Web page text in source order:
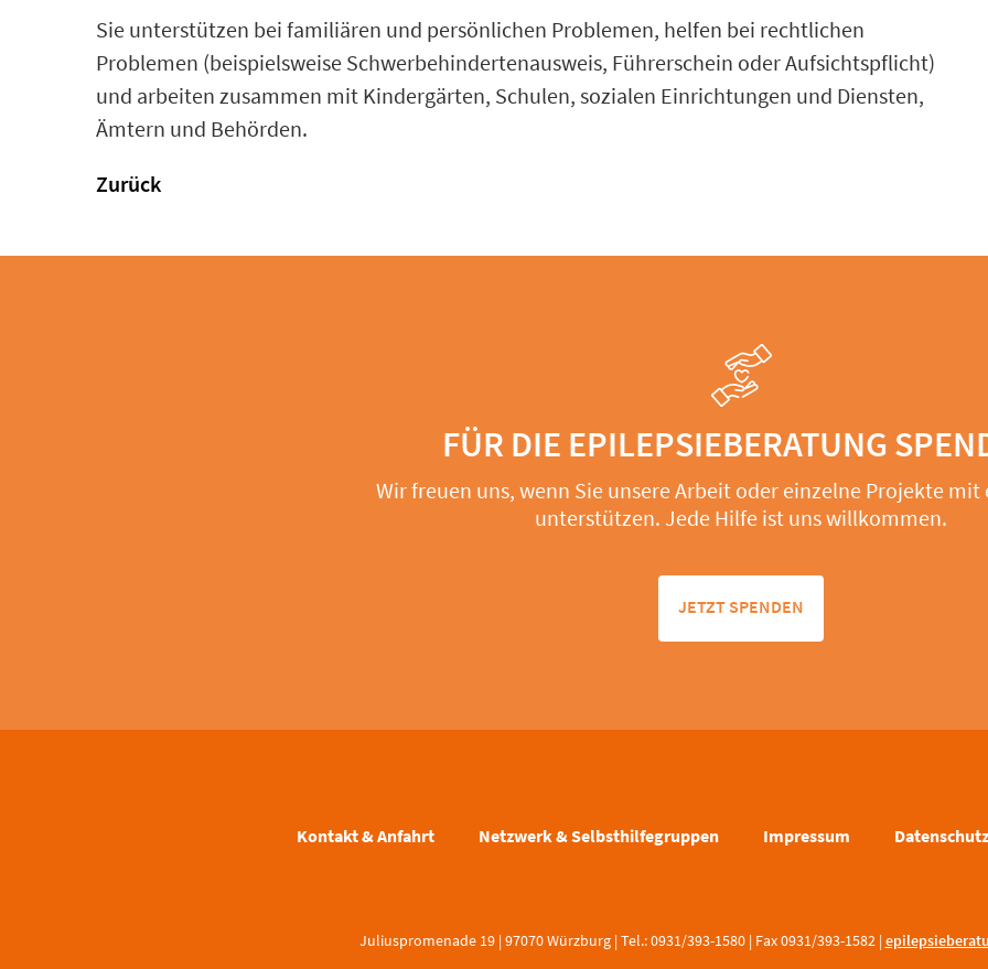
Sie unterstützen bei familiären und persönlichen Problemen, helfen bei rechtlichen
Problemen (beispielsweise Schwerbehindertenausweis, Führerschein oder Aufsichtspflicht)
und arbeiten zusammen mit Kindergärten, Schulen, sozialen Einrichtungen und Diensten,
Ämtern und Behörden.
Zurück
FÜR DIE EPILEPSIEBERATUNG
Wir freuen uns, wenn Sie unsere Arbeit oder einzelne Projekte mit
unterstützen. Jede Hilfe ist uns willkommen.
JETZT SPENDEN
Kontakt & Anfahrt Netzwerk & Selbsthilfegruppen Impressum Datenschutz
Juliuspromenade 19 | 97070 Würzburg | Tel.: 0931/393-1580 | Fax 0931/393-1582 |